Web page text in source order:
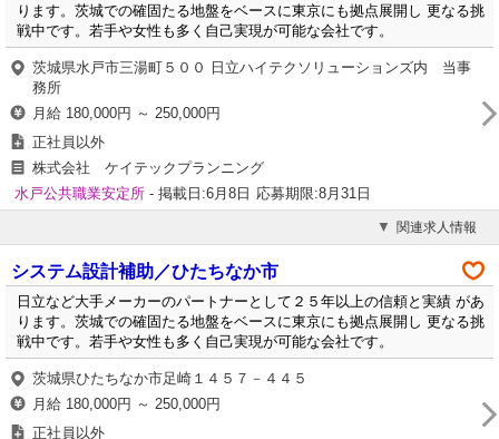
ります。茨城での確固たる地盤をベースに東京にも拠点展開し 更なる挑
戦中です。若手や女性も多く自己実現が可能な会社です。
茨城県水戸市三湯町５００ 日立ハイテクソリューションズ内 当事
務所
月給 180,000円 ～ 250,000円
正社員以外
株式会社 ケイテックプランニング
水戸公共職業安定所 - 掲載日:6月8日 応募期限:8月31日
関連求人情報
システム設計補助／ひたちなか市
日立など大手メーカーのパートナーとして２５年以上の信頼と実績 があ
ります。茨城での確固たる地盤をベースに東京にも拠点展開し 更なる挑
戦中です。若手や女性も多く自己実現が可能な会社です。
茨城県ひたちなか市足崎１４５７－４４５
月給 180,000円 ～ 250,000円
正社員以外